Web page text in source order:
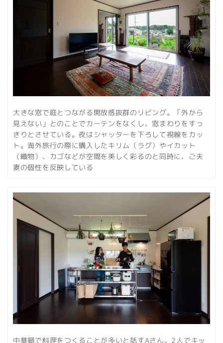
大きな窓で庭とつながる開放感抜群のリビング。「外から
見えない」とのことでカーテンをなくし、窓まわりをすっ
きりとさせている。夜はシャッターを下ろして視線をカッ
ト。海外旅行の際に購入したキリム（ラグ）やイカット
（織物）、カゴなどが空間を美しく彩るのと同時に、ご夫
妻の個性を反映している
中華鍋で料理をつくることが多いと話すAさん。2人でキッ